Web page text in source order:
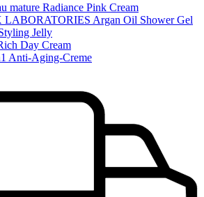
mature Radiance Pink Cream
Argan Oil Shower Gel
Jelly
Day Cream
Anti-Aging-Creme